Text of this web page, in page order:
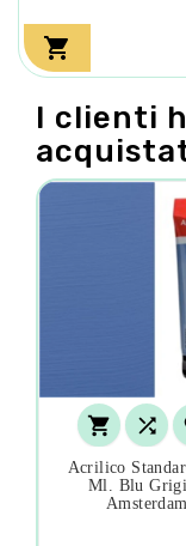

I clienti
 
Acrilico
Ml. Blu
Amsterdam